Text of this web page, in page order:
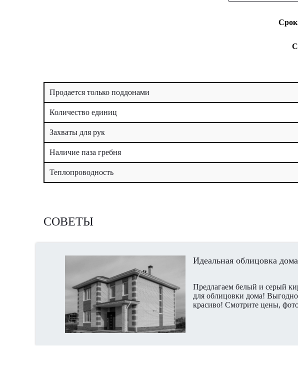
Срок
Продается только поддонами
Количество единиц
Захваты для рук
Наличие паза гребня
Теплопроводность
СОВЕТЫ
Идеальная облицовка
Предлагаем белый и серый
для облицовки дома!
красиво! Смотрите цены,